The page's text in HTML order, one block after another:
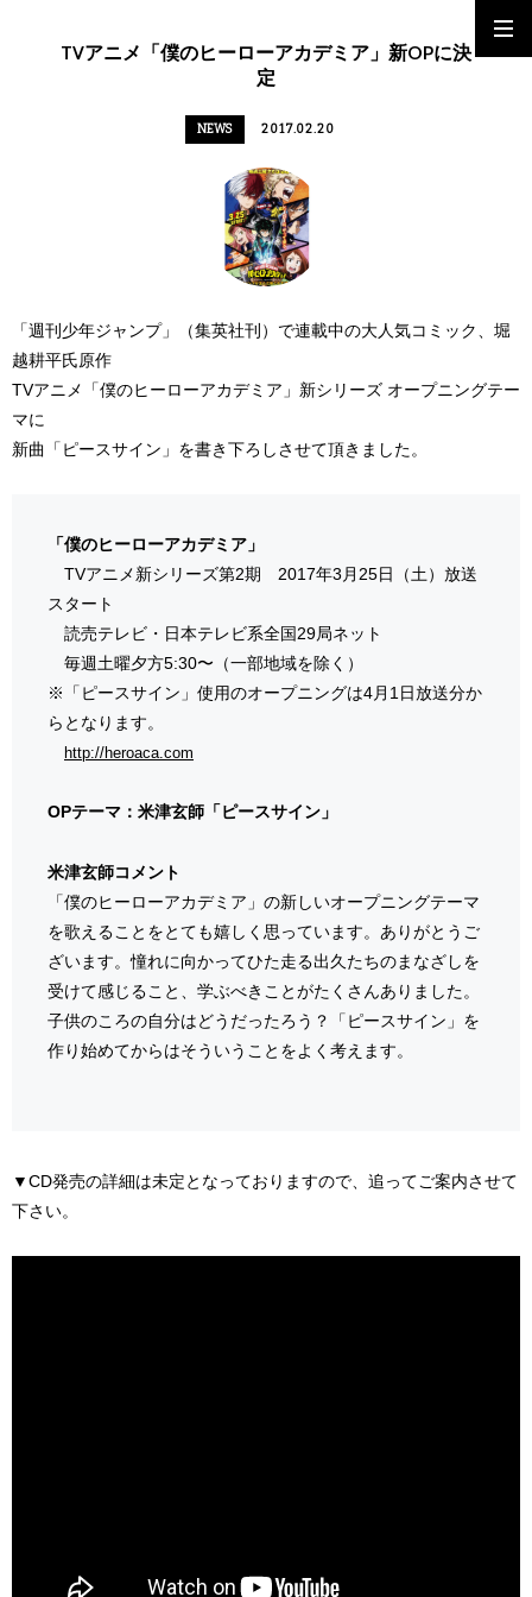
TVアニメ「僕のヒーローアカデミア」新OPに決
定
NEWS 2017.02.20
「週刊少年ジャンプ」（集英社刊）で連載中の大人気コミック、堀
越耕平氏原作
TVアニメ「僕のヒーローアカデミア」新シリーズ オープニングテー
マに
新曲「ピースサイン」を書き下ろしさせて頂きました。
「僕のヒーローアカデミア」
TVアニメ新シリーズ第2期 2017年3月25日（土）放送
スタート
読売テレビ・日本テレビ系全国29局ネット
毎週土曜夕方5:30〜（一部地域を除く）
※「ピースサイン」使用のオープニングは4月1日放送分か
らとなります。
http://heroaca.com
OPテーマ：米津玄師「ピースサイン」
米津玄師コメント
「僕のヒーローアカデミア」の新しいオープニングテーマ
を歌えることをとても嬉しく思っています。ありがとうご
ざいます。憧れに向かってひた走る出久たちのまなざしを
受けて感じること、学ぶべきことがたくさんありました。
子供のころの自分はどうだったろう？「ピースサイン」を
作り始めてからはそういうことをよく考えます。
▼CD発売の詳細は未定となっておりますので、追ってご案内させて
下さい。